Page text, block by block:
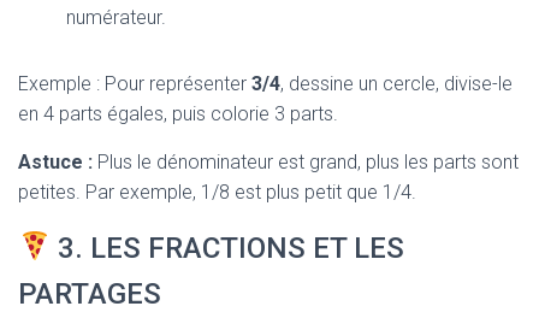
numérateur.
Exemple : Pour représenter 3/4, dessine un cercle, divise-le
en 4 parts égales, puis colorie 3 parts.
Astuce : Plus le dénominateur est grand, plus les parts sont
petites. Par exemple, 1/8 est plus petit que 1/4.
3. LES FRACTIONS ET LES
PARTAGES